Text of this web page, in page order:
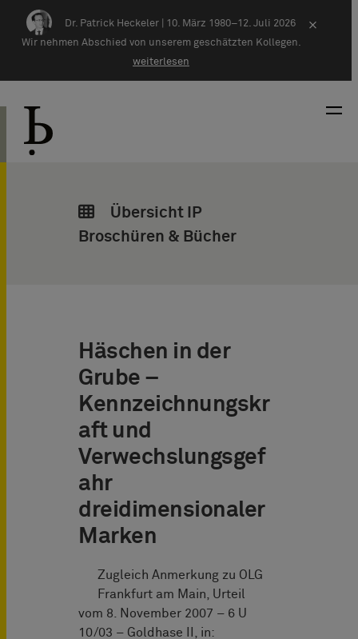
Zum Inhalt springen
Dr. Patrick Heckeler | 10. März 1980–12. Juli 2026
Wir nehmen Abschied von unserem geschätzten Kollegen.
weiterlesen
×
Übersicht IP
Broschüren & Bücher
Häschen in der
Grube –
Kennzeichnungskr
aft und
Verwechslungsgef
ahr
dreidimensionaler
Marken
Zugleich Anmerkung zu OLG
Frankfurt am Main, Urteil
vom 8. November 2007 – 6 U
10/03 – Goldhase II, in: